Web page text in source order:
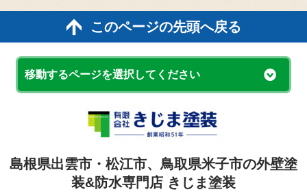
このページの先頭へ戻る
移動するページを選択してください
島根県出雲市・松江市、鳥取県米子市の外壁塗
装&防水専門店 きじま塗装